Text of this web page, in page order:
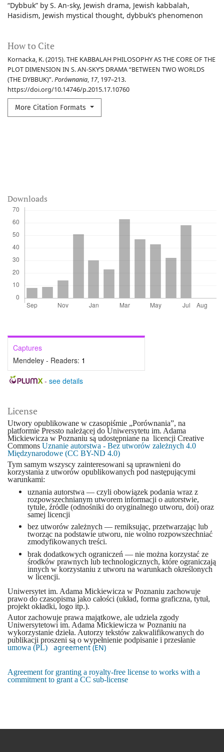
“Dybbuk” by S. An-sky Jewish drama Jewish kabbalah
Hasidism Jewish mystical thought dybbuk’s phenomenon
How to Cite
Kornacka, K. (2015). THE KABBALAH PHILOSOPHY AS THE CORE OF THE
PLOT DIMENSION IN S. AN-SKY’S DRAMA “BETWEEN TWO WORLDS
(THE DYBBUK)”.Porównania, 17, 197–213.
https://doi.org/10.14746/p.2015.17.10760
More Citation Formats
Downloads
Captures
Mendeley - Readers: 1
- see details
License
Utwory opublikowane w czasopiśmie „Porównania”, na
platformie Pressto należącej do Uniwersytetu im. Adama
Mickiewicza w Poznaniu są udostępniane na licencji Creative
Commons Uznanie autorstwa - Bez utworów zależnych 4.0
Międzynarodowe (CC BY-ND 4.0)
Tym samym wszyscy zainteresowani są uprawnieni do
korzystania z utworów opublikowanych pod następującymi
warunkami:
uznania autorstwa — czyli obowiązek podania wraz z
rozpowszechnianym utworem informacji o autorstwie,
tytule, źródle (odnośniki do oryginalnego utworu, doi) oraz
samej licencji
bez utworów zależnych — remiksując, przetwarzając lub
tworząc na podstawie utworu, nie wolno rozpowszechniać
zmodyfikowanych treści.
brak dodatkowych ograniczeń — nie można korzystać ze
środków prawnych lub technologicznych, które ograniczają
innych w korzystaniu z utworu na warunkach określonych
w licencji.
Uniwersytet im. Adama Mickiewicza w Poznaniu zachowuje
prawo do czasopisma jako całości (układ, forma graficzna, tytuł,
projekt okładki, logo itp.).
Autor zachowuje prawa majątkowe, ale udziela zgody
Uniwersytetowi im. Adama Mickiewicza w Poznaniu na
wykorzystanie dzieła. Autorzy tekstów zakwalifikowanych do
publikacji proszeni są o wypełnienie podpisanie i przesłanie
umowa (PL)
agreement (EN)
Agreement for granting a royalty-free license to works with a
commitment to grant a CC sub-license